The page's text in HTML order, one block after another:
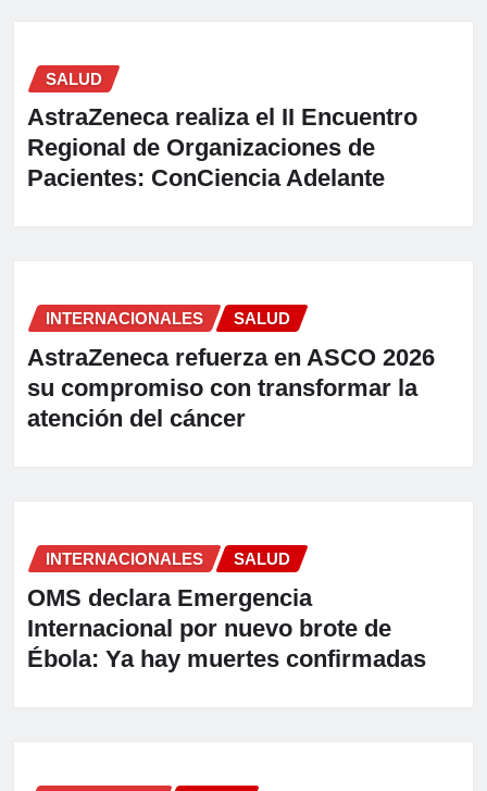
SALUD
AstraZeneca realiza el II Encuentro
Regional de Organizaciones de
Pacientes: ConCiencia Adelante
INTERNACIONALES SALUD
AstraZeneca refuerza en ASCO 2026
su compromiso con transformar la
atención del cáncer
INTERNACIONALES SALUD
OMS declara Emergencia
Internacional por nuevo brote de
Ébola: Ya hay muertes confirmadas